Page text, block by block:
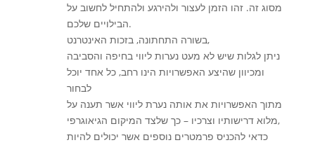
מסוג זה. זהו הזמן לעצור ולהירגע ולהתחיל לחשוב על
הבילויים שלכם.
בשורה התחתונה, בזכות האינטרנט,
ניתן לגלות שיש לא מעט נערות ליווי בחיפה והסביבה
ומכיוון שהיצע האפשרויות הינו רחב, כל אחד יוכל
לבחור
מתוך האפשרויות את אותה נערת ליווי אשר תענה על
מלוא דרישותיו וצרכיו – כך שלצד המיקום הגיאוגרפי,
כדאי להכניס פרמטרים נוספים אשר יכולים להיות